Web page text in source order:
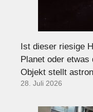
Ist dieser riesige
Planet oder
Objekt stellt
28. Juli 2026